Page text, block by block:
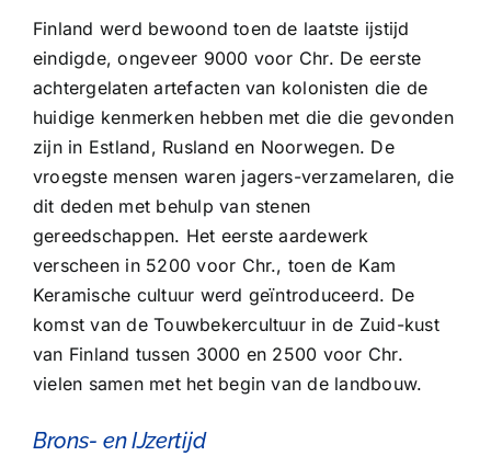
Finland werd bewoond toen de laatste ijstijd
eindigde, ongeveer 9000 voor Chr. De eerste
achtergelaten artefacten van kolonisten die de
huidige kenmerken hebben met die die gevonden
zijn in Estland, Rusland en Noorwegen. De
vroegste mensen waren jagers-verzamelaren, die
dit deden met behulp van stenen
gereedschappen. Het eerste aardewerk
verscheen in 5200 voor Chr., toen de Kam
Keramische cultuur werd geïntroduceerd. De
komst van de Touwbekercultuur in de Zuid-kust
van Finland tussen 3000 en 2500 voor Chr.
vielen samen met het begin van de landbouw.
Brons- en IJzertijd